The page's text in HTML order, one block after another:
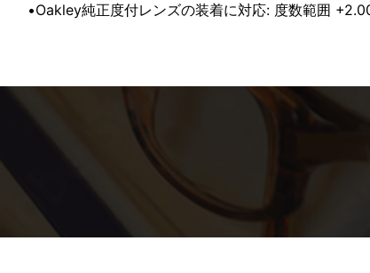
•Oakley純正度付レンズの装着に対応: 度数範囲